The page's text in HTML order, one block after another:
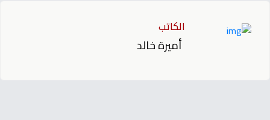
الكاتب
أميرة خالد